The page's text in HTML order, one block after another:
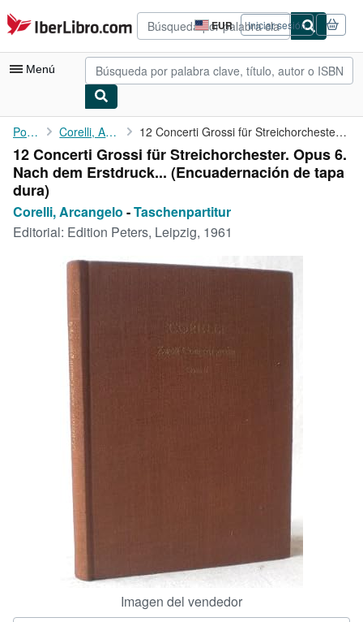
Pasar al contenido principal
IberLibro.com EUR
Preferencias
de
compra
del
Iniciar sesión
Menú
Mi cuenta
Consultar mis pedidos
Búsqueda avanzada
Colecciones
Arte y coleccionismo
Comenzar a vender
Portada Corelli, Arcangelo 12 Concerti Grossi für Streichorchester. Opus 6. Nach dem ...
12 Concerti Grossi für Streichorchester. Opus 6.
Nach dem Erstdruck... (Encuadernación de tapa
dura)
Corelli, Arcangelo -Taschenpartitur
Editorial: Edition Peters, Leipzig, 1961
Imagen del vendedor